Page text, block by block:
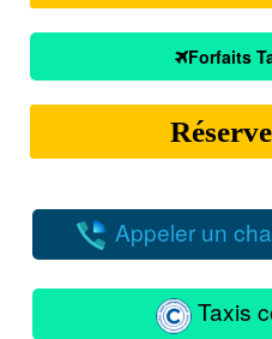
Forfaits
Appeler un
Taxis